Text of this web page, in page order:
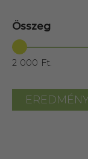
Összeg
2 000 Ft.